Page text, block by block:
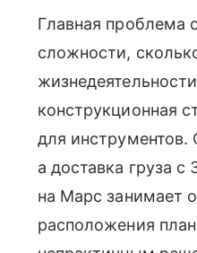
Главная проблема
сложности,
конструкционная
для инструментов.
а доставка груза
на Марс занимает
расположения